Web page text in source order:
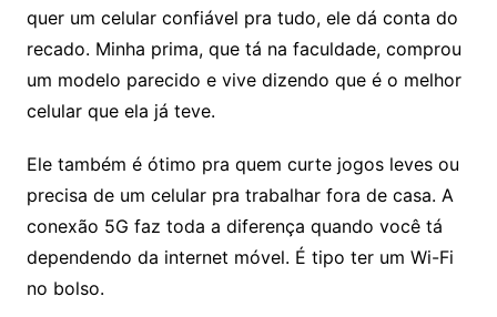
quer um celular confiável pra tudo, ele dá conta do
recado. Minha prima, que tá na faculdade, comprou
um modelo parecido e vive dizendo que é o melhor
celular que ela já teve.
Ele também é ótimo pra quem curte jogos leves ou
precisa de um celular pra trabalhar fora de casa. A
conexão 5G faz toda a diferença quando você tá
dependendo da internet móvel. É tipo ter um Wi-Fi
no bolso.